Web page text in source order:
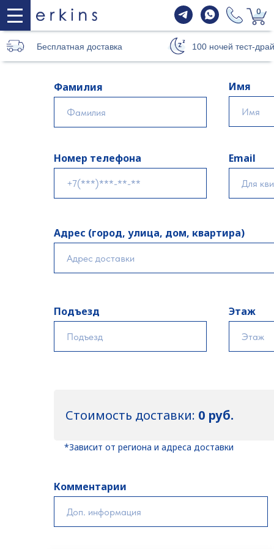
0
Бесплатная доставка 100 ночей тест-
Фамилия Имя
Номер телефона Email
Адрес (город, улица, дом, квартира)
Подъезд Этаж
Стоимость доставки: 0 руб.
*Зависит от региона и адреса доставки
Комментарии